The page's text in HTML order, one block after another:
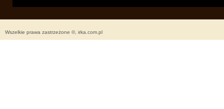
Wszelkie prawa zastrzeżone ©, irka.com.pl